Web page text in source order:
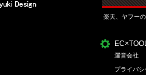
楽天、ヤフー
運営会社
プライバ